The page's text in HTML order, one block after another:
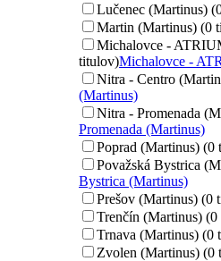
Lučenec (Martinus)
Martin (Martinus) (0
Michalovce -
titulov)Michalovce -
Nitra - Centro
(Martinus)
Nitra - Promenada
Promenada (Martinus)
Poprad (Martinus) (0
Považská Bystrica
Bystrica (Martinus)
Prešov (Martinus) (0
Trenčín (Martinus)
Trnava (Martinus) (0
Zvolen (Martinus) (0